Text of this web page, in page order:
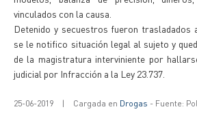
vinculados con la causa.
Detenido y secuestros fueron trasladados
se le notifico situación legal al sujeto y
de la magistratura interviniente por
judicial por Infracción a la Ley 23.737.
25-06-2019 | Cargada en Drogas - Fuente: